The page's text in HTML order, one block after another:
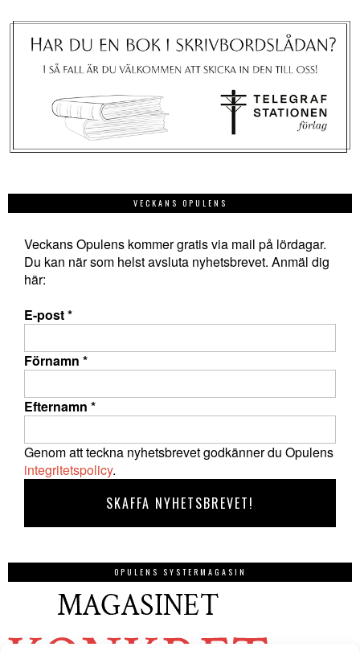
VECKANS OPULENS
Veckans Opulens kommer gratis via mail på lördagar.
Du kan när som helst avsluta nyhetsbrevet. Anmäl dig
här:
E-post*
Förnamn *
Efternamn *
Genom att teckna nyhetsbrevet godkänner du Opulens
integritetspolicy.
OPULENS SYSTERMAGASIN